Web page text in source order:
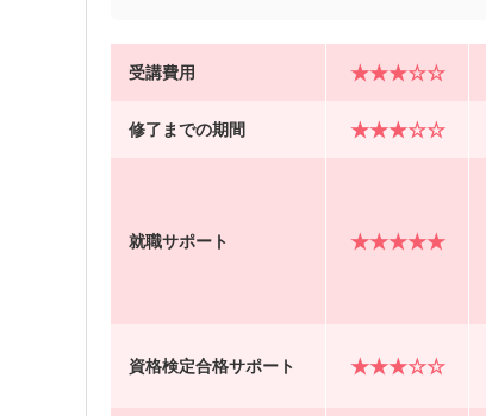
受講費用 ★★★☆☆
修了までの期間 ★★★☆☆
就職サポート ★★★★★
資格検定合格サポート ★★★☆☆